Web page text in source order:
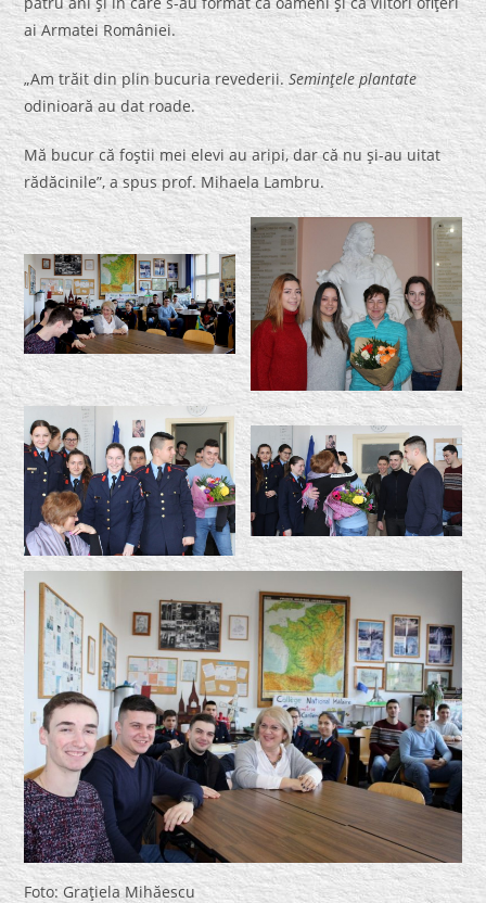
ai Armatei României.
„Am trăit din plin bucuria revederii.Seminţele plantate
odinioară au dat roade.
Mă bucur că foştii mei elevi au aripi, dar că nu şi-au uitat
rădăcinile”, a spus prof. Mihaela Lambru.
Foto: Graţiela Mihăescu